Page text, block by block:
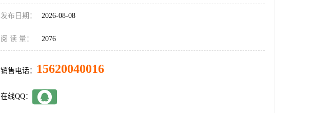
发布日期： 2026-08-08
阅 读 量： 2076
销售电话： 15620040016
在线QQ：